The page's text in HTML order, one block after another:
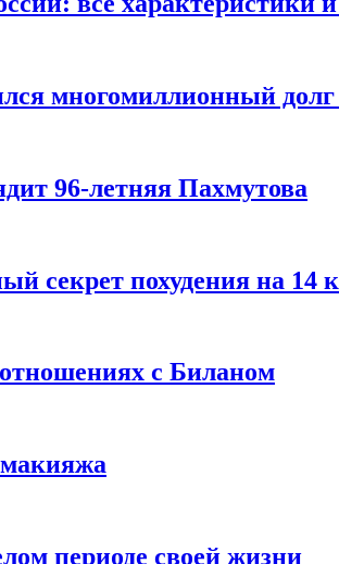
многомиллионный
96-летняя Пахмутова
секрет похудения на 14
с Биланом
макияжа
периоде своей жизни